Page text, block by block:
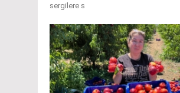
sergilere s